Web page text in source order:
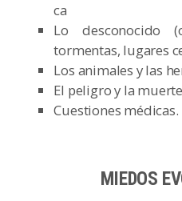
ca
Lo desconocido
tormentas, lugares
Los animales y las
El peligro y la
Cuestiones médicas.
MIEDOS